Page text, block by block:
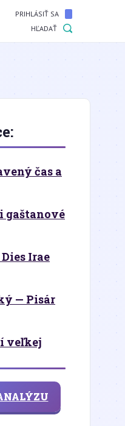
PRIHLÁSIŤ SA
HĽADAŤ
čas a
gaštanové
Irae
— Pisár
veľkej